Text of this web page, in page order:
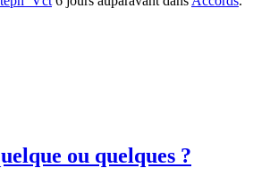
ou quelques ?